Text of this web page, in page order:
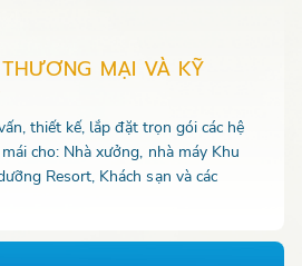
MẠI VÀ KỸ
thiết kế, lắp đặt trọn gói các hệ
cho: Nhà xưởng, nhà máy Khu
Resort, Khách sạn và các